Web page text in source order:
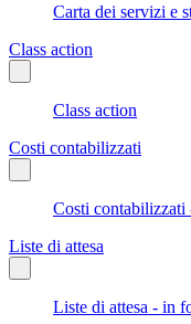
Carta dei servizi e
Class action
Class action
Costi contabilizzati
Costi contabilizzati
Liste di attesa
Liste di attesa - in